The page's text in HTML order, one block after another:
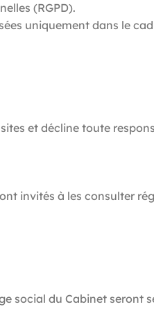
(RGPD).
uniquement dans le
et décline toute
invités à les consulter
social du Cabinet seront